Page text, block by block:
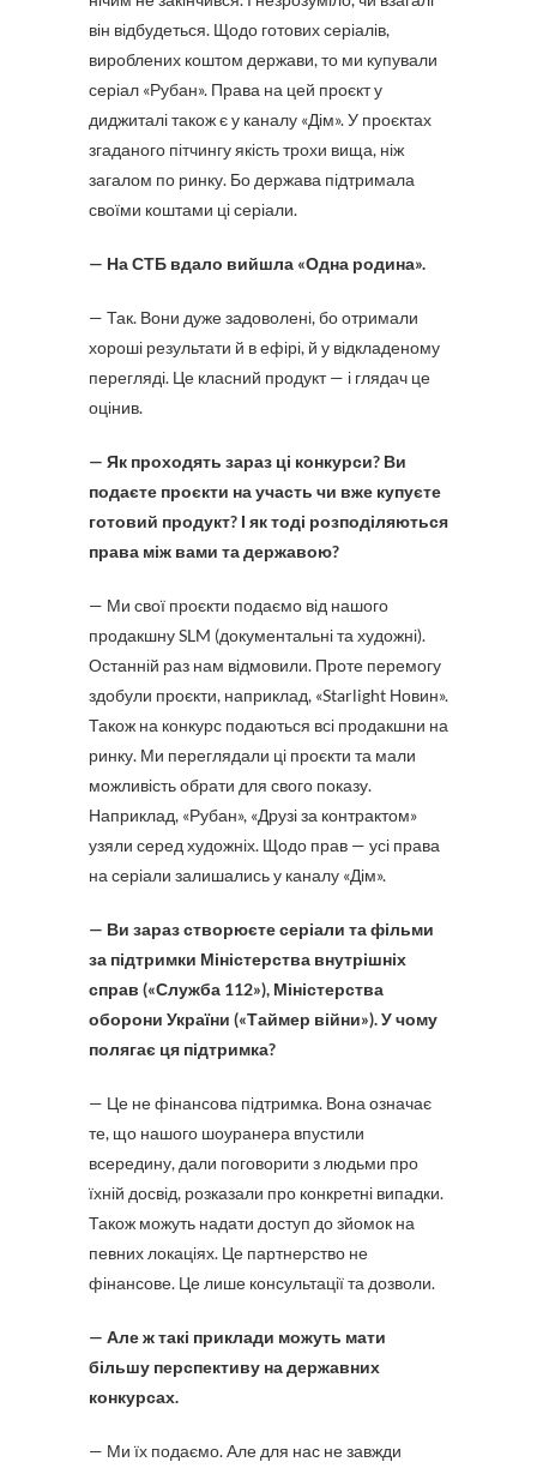
він відбудеться. Щодо готових серіалів,
вироблених коштом держави, то ми купували
серіал «Рубан». Права на цей проєкт у
диджиталі також є у каналу «Дім». У проєктах
згаданого пітчингу якість трохи вища, ніж
загалом по ринку. Бо держава підтримала
своїми коштами ці серіали.
— На СТБ вдало вийшла «Одна родина».
— Так. Вони дуже задоволені, бо отримали
хороші результати й в ефірі, й у відкладеному
перегляді. Це класний продукт — і глядач це
оцінив.
— Як проходять зараз ці конкурси? Ви
подаєте проєкти на участь чи вже купуєте
готовий продукт? І як тоді розподіляються
права між вами та державою?
— Ми свої проєкти подаємо від нашого
продакшну SLM (документальні та художні).
Останній раз нам відмовили. Проте перемогу
здобули проєкти, наприклад, «Starlight Новин».
Також на конкурс подаються всі продакшни на
ринку. Ми переглядали ці проєкти та мали
можливість обрати для свого показу.
Наприклад, «Рубан», «Друзі за контрактом»
узяли серед художніх. Щодо прав — усі права
на серіали залишались у каналу «Дім».
— Ви зараз створюєте серіали та фільми
за підтримки Міністерства внутрішніх
справ («Служба 112»), Міністерства
оборони України («Таймер війни»). У чому
полягає ця підтримка?
— Це не фінансова підтримка. Вона означає
те, що нашого шоуранера впустили
всередину, дали поговорити з людьми про
їхній досвід, розказали про конкретні випадки.
Також можуть надати доступ до зйомок на
певних локаціях. Це партнерство не
фінансове. Це лише консультації та дозволи.
— Але ж такі приклади можуть мати
більшу перспективу на державних
конкурсах.
— Ми їх подаємо. Але для нас не завжди